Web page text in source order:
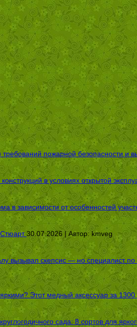
пожарной безопасности и
в условиях открытой
в зависимости от особенностей
30.07.2026 | Автор: kmveg
скепсис — но специалист по
Этот медный аксессуар за
сада: 8 сортов для